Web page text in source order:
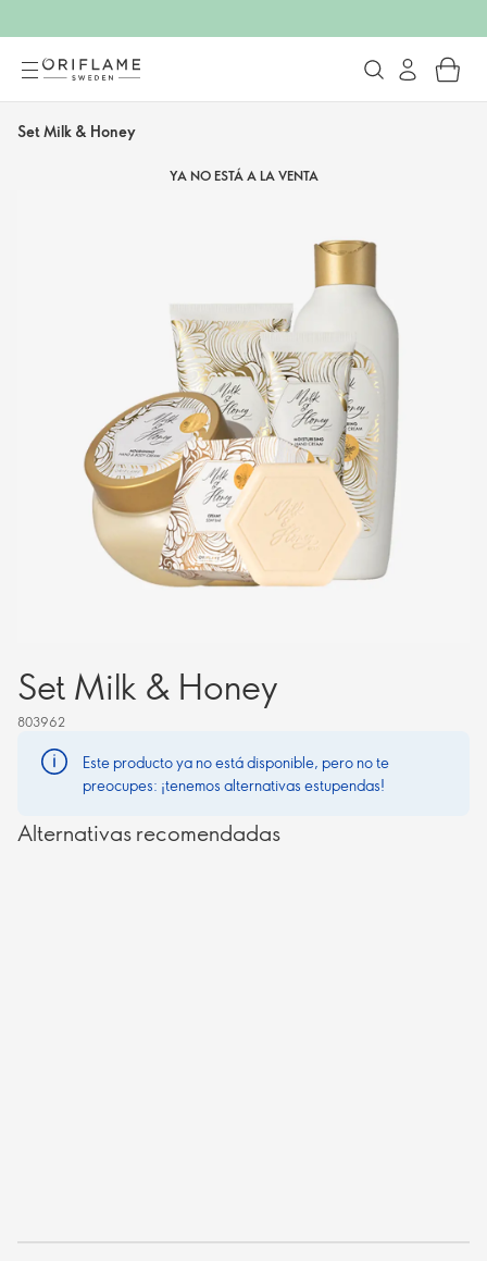
Set Milk & Honey
YA NO ESTÁ A LA VENTA
Set Milk & Honey
803962
Este producto ya no está disponible, pero no te
preocupes: ¡tenemos alternativas estupendas!
Alternativas recomendadas